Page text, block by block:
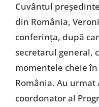
Cuvântul
din România,
conferinţa, după
secretarul general,
momentele cheie
România. Au urmat
coordonator al